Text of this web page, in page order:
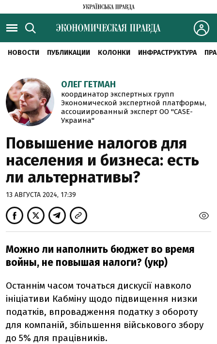
НОВОСТИ ПУБЛИКАЦИИ КОЛОНКИ ИНФРАСТРУКТУРА
ОЛЕГ ГЕТМАН
координатор экспертных групп
Экономической экспертной платформы,
ассоциированный эксперт ОО "CASE-
Украина"
Повышение налогов для
населения и бизнеса: есть
ли альтернативы?
13 АВГУСТА 2024, 17:39
Можно ли наполнить бюджет во время
войны, не повышая налоги? (укр)
Останнім часом точаться дискусії навколо
ініціативи Кабміну щодо підвищення низки
податків, впровадження податку з обороту
для компаній, збільшення військового збору
до 5% для працівників.